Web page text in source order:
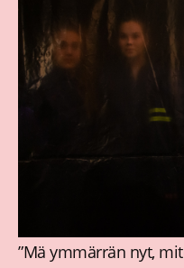
”Mä ymmärrän nyt,